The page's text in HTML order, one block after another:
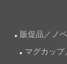
販促品／ノ
マグカップ